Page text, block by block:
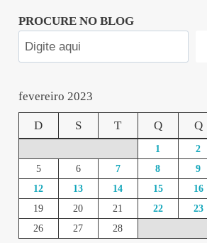
PROCURE NO BLOG
fevereiro 2023
D S T Q Q
1 2
5
6 7 8 9
12
13 14 15 16
19
20 21 22 23
26
27 28